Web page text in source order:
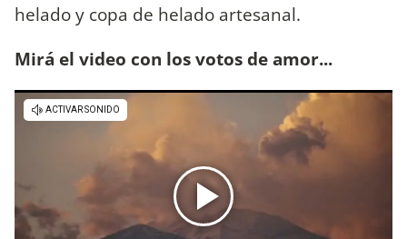
helado y copa de helado artesanal.
Mirá el video con los votos de amor...